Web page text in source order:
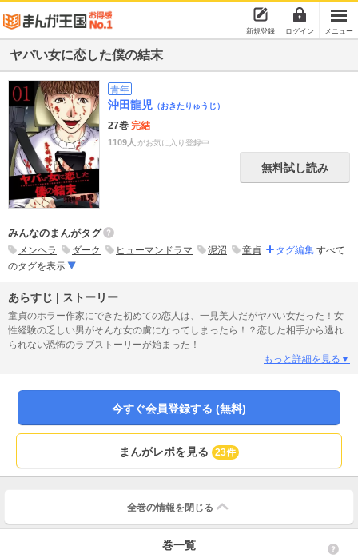
新規登録 ログイン メニュー
ヤバい女に恋した僕の結末
青年
沖田龍児 （おきたりゅうじ）
27巻 完結
1109人 がお気に入り登録中
無料試し読み
みんなのまんがタグ
メンヘラ ダーク ヒューマンドラマ 泥沼 童貞 タグ編集 すべて
のタグを表示
あらすじ | ストーリー
童貞のホラー作家にできた初めての恋人は、一見美人だがヤバい女だった！女
性経験の乏しい男がそんな女の虜になってしまったら！？恋した相手から逃れ
られない恐怖のラブストーリーが始まった！
もっと詳細を見る▼
今すぐ会員登録する (無料)
まんがレポを見る 23件
全巻の情報を 閉じる
巻一覧